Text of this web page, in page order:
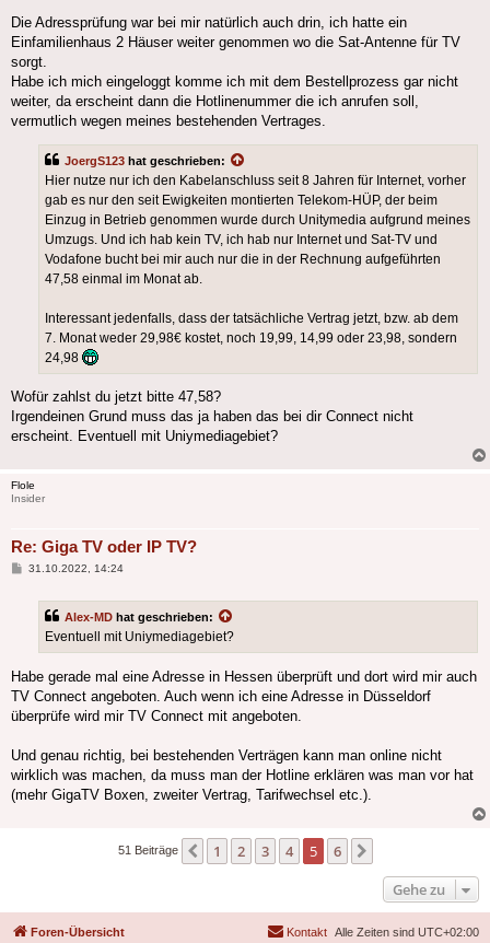
Die Adressprüfung war bei mir natürlich auch drin, ich hatte ein
Einfamilienhaus 2 Häuser weiter genommen wo die Sat-Antenne für TV
sorgt.
Habe ich mich eingeloggt komme ich mit dem Bestellprozess gar nicht
weiter, da erscheint dann die Hotlinenummer die ich anrufen soll,
vermutlich wegen meines bestehenden Vertrages.
JoergS123 hat geschrieben:
Hier nutze nur ich den Kabelanschluss seit 8 Jahren für Internet, vorher
gab es nur den seit Ewigkeiten montierten Telekom-HÜP, der beim
Einzug in Betrieb genommen wurde durch Unitymedia aufgrund meines
Umzugs. Und ich hab kein TV, ich hab nur Internet und Sat-TV und
Vodafone bucht bei mir auch nur die in der Rechnung aufgeführten
47,58 einmal im Monat ab.
Interessant jedenfalls, dass der tatsächliche Vertrag jetzt, bzw. ab dem
7. Monat weder 29,98€ kostet, noch 19,99, 14,99 oder 23,98, sondern
24,98
Wofür zahlst du jetzt bitte 47,58?
Irgendeinen Grund muss das ja haben das bei dir Connect nicht
erscheint. Eventuell mit Uniymediagebiet?
Flole
Insider
Re: Giga TV oder IP TV?
Beitrag
31.10.2022, 14:24
Alex-MD hat geschrieben:
Eventuell mit Uniymediagebiet?
Habe gerade mal eine Adresse in Hessen überprüft und dort wird mir auch
TV Connect angeboten. Auch wenn ich eine Adresse in Düsseldorf
überprüfe wird mir TV Connect mit angeboten.
Und genau richtig, bei bestehenden Verträgen kann man online nicht
wirklich was machen, da muss man der Hotline erklären was man vor hat
(mehr GigaTV Boxen, zweiter Vertrag, Tarifwechsel etc.).
51 Beiträge Vorherige
1 2 3 4 5 6
Gehe zu
Foren-Übersicht Alle Zeiten sind UTC+02:00
Kontakt